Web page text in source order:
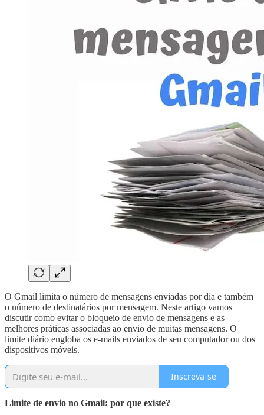
O Gmail limita o número de mensagens enviadas por dia e também
o número de destinatários por mensagem. Neste artigo vamos
discutir como evitar o bloqueio de envio de mensagens e as
melhores práticas associadas ao envio de muitas mensagens. O
limite diário engloba os e-mails enviados de seu computador ou dos
dispositivos móveis.
Inscreva-se
Limite de envio no Gmail: por que existe?